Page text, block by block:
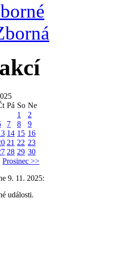
Pá So Ne
1
2
7 8
9
14 15 16
21 22 23
28 29 30
Prosinec >>
9. 11. 2025:
události.